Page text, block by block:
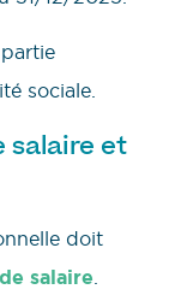
sociale.
salaire et
doit
salaire